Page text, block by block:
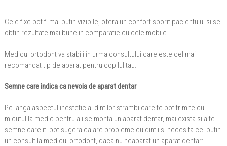
Cele fixe pot fi mai putin vizibile, ofera un confort sporit pacientului si se
obtin rezultate mai bune in comparatie cu cele mobile.
Medicul ortodont va stabili in urma consultului care este cel mai
recomandat tip de aparat pentru copilul tau.
Semne care indica ca nevoia de aparat dentar
Pe langa aspectul inestetic al dintilor strambi care te pot trimite cu
micutul la medic pentru a i se monta un aparat dentar, mai exista si alte
semne care iti pot sugera ca are probleme cu dintii si necesita cel putin
un consult la medicul ortodont, daca nu neaparat un aparat dentar: